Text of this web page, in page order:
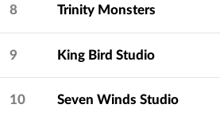
8 Trinity Monsters
9 King Bird Studio
10 Seven Winds Studio